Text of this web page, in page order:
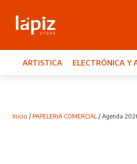
ARTISTICA ELECTRÓNICA Y
Inicio / PAPELERIA COMERCIAL/ Agenda